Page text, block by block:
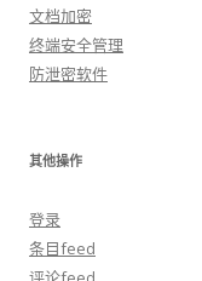
文档加密
终端安全管理
防泄密软件
其他操作
登录
条目feed